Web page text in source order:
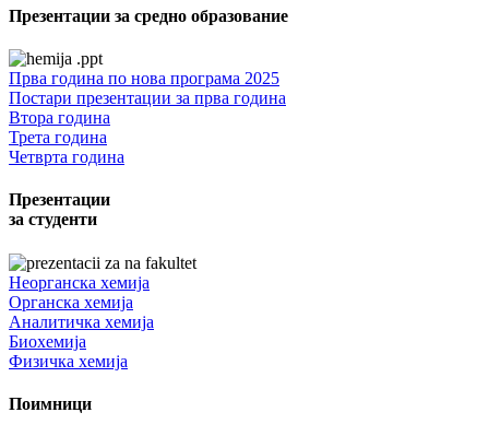
Презентации за средно образование
Прва година по нова програма 2025
Постари презентации за прва година
Втора година
Трета година
Четврта година
Презентации
за студенти
Неорганска хемија
Органска хемија
Аналитичка хемија
Биохемија
Физичка хемија
Поимници